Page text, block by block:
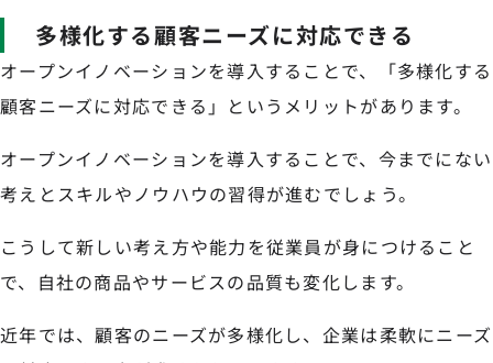
多様化する顧客ニーズに対応できる
オープンイノベーションを導入することで、「多様化する
顧客ニーズに対応できる」というメリットがあります。
オープンイノベーションを導入することで、今までにない
考えとスキルやノウハウの習得が進むでしょう。
こうして新しい考え方や能力を従業員が身につけること
で、自社の商品やサービスの品質も変化します。
近年では、顧客のニーズが多様化し、企業は柔軟にニーズ